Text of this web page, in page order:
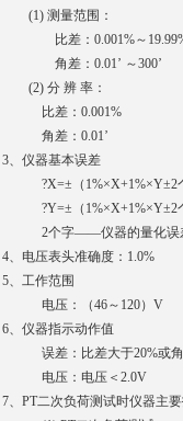
(1) 测量范围：
比差：0.001%～
角差：0.01’ ～300’
(2) 分 辨 率：
比差：0.001%
角差：0.01’
3、仪器基本误差
?X=±（1%×X+1%×Y±2
?Y=±（1%×X+1%×Y±2
2个字——仪器的量化误
4、电压表头准确度：1.0%
5、工作范围
电压：（46～120）V
6、仪器指示动作值
误差：比差大于20%或角
电压：电压＜2.0V
7、PT二次负荷测试时仪器主